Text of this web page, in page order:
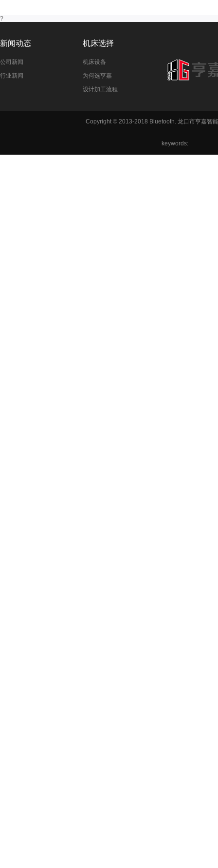
?
新闻动态
公司新闻
行业新闻
机床选择
机床设备
为何选亨嘉
设计加工流程
Copyright © 2013-2018 Bluetooth. 龙口市亨嘉智
keywords: